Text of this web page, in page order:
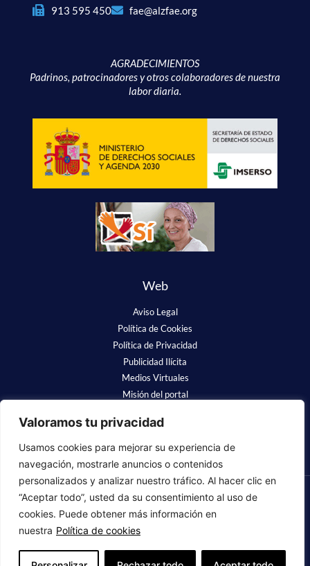
Valoramos tu privacidad
Usamos cookies para mejorar su experiencia de
navegación, mostrarle anuncios o contenidos
personalizados y analizar nuestro tráfico. Al hacer clic en
“Aceptar todo”, usted da su consentimiento al uso de
cookies. Puede obtener más información en
nuestra Política de cookies
913 595 450 fae@alzfae.org
AGRADECIMIENTOS
Padrinos, patrocinadores y otros colaboradores de nuestra
labor diaria.
Web
Aviso Legal
Política de Cookies
Política de Privacidad
Publicidad Ilícita
Medios Virtuales
Misión del portal
❤ Luchamos para que se nos recuerde
Copyright © 2023 Fundación Alzheimer España. Todos los derechos